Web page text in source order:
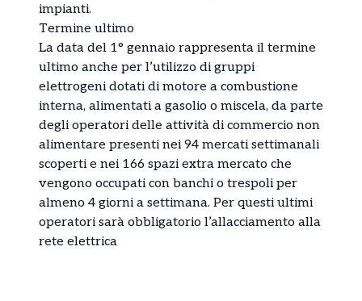
impianti.
Termine ultimo
La data del 1° gennaio rappresenta il termine
ultimo anche per l’utilizzo di gruppi
elettrogeni dotati di motore a combustione
interna, alimentati a gasolio o miscela, da parte
degli operatori delle attività di commercio non
alimentare presenti nei 94 mercati settimanali
scoperti e nei 166 spazi extra mercato che
vengono occupati con banchi o trespoli per
almeno 4 giorni a settimana. Per questi ultimi
operatori sarà obbligatorio l’allacciamento alla
rete elettrica